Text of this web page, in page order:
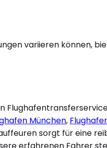
variieren können,
München,
sorgt für eine
erfahrenen Fahrer